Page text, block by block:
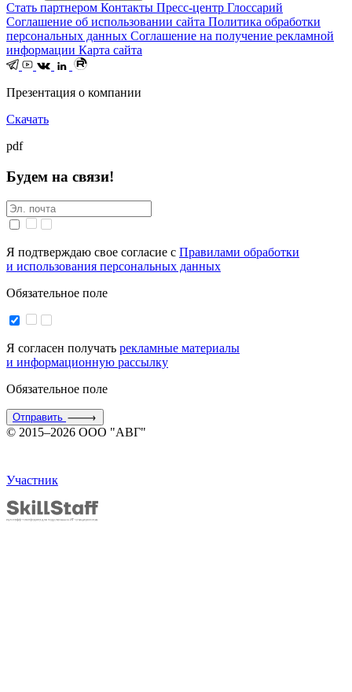
Стать партнером Контакты Пресс-центр Глоссарий
Соглашение об использовании сайта Политика обработки
персональных данных Соглашение на получение рекламной
информации Карта сайта
Презентация о компании
Скачать
pdf
Будем на связи!
Я подтверждаю свое согласие с Правилами обработки
и использования персональных данных
Обязательное поле
Я согласен получать рекламные материалы
и информационную рассылку
Обязательное поле
Отправить
© 2015–2026 ООО "АВГ"
Участник